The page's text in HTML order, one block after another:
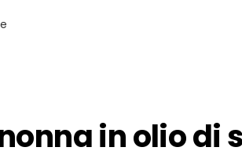
in olio di